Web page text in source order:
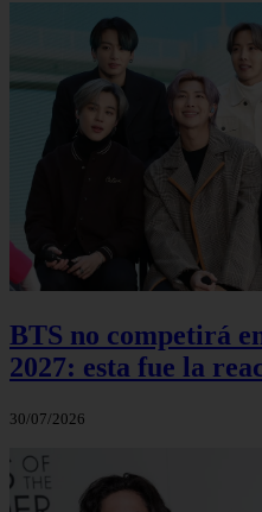
BTS no competirá
2027: esta fue la
30/07/2026